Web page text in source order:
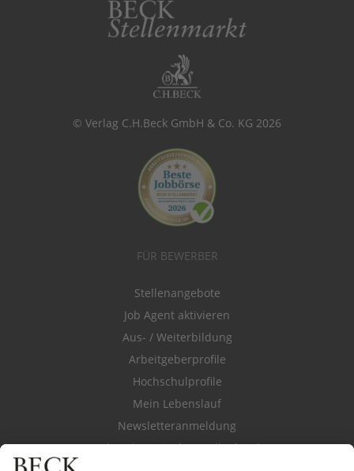
© Verlag C.H.Beck GmbH & Co. KG 2026
FÜR BEWERBER
Stellenangebote
Job Agent aktivieren
Aus- / Weiterbildung
Arbeitgeberprofile
Hochschulprofile
Mein Lebenslauf
Newsletteranmeldung
Durchsuchen Sie den Stellenkatalog